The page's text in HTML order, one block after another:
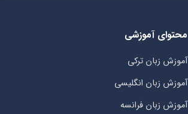
محتوای آموزشی
آموزش زبان ترکی
آموزش زبان انگلیسی
آموزش زبان فرانسه